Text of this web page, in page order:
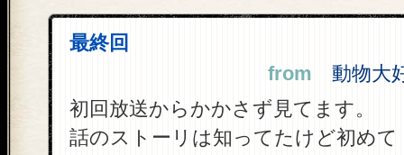
最終回
from 動物大
初回放送からかかさず見てます。
話のストーリは知ってたけど初めて